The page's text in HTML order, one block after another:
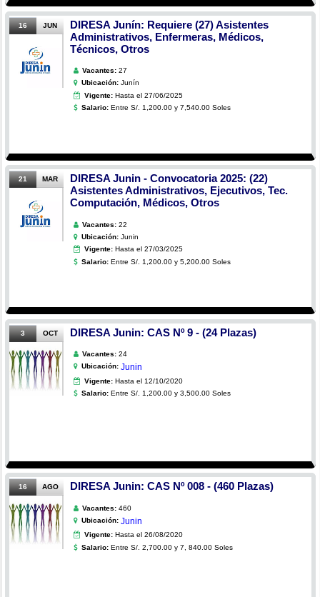
16 JUN
DIRESA Junín: Requiere (27) Asistentes
Administrativos, Enfermeras, Médicos,
Técnicos, Otros
Vacantes: 27
Ubicación: Junín
Vigente: Hasta el 27/06/2025
Salario: Entre S/. 1,200.00 y 7,540.00 Soles
21 MAR
DIRESA Junin - Convocatoria 2025: (22)
Asistentes Administrativos, Ejecutivos, Tec.
Computación, Médicos, Otros
Vacantes: 22
Ubicación: Junin
Vigente: Hasta el 27/03/2025
Salario: Entre S/. 1,200.00 y 5,200.00 Soles
3 OCT DIRESA Junin: CAS Nº 9 - (24 Plazas)
Vacantes: 24
Ubicación: Junin
Vigente: Hasta el 12/10/2020
Salario: Entre S/. 1,200.00 y 3,500.00 Soles
16 AGO DIRESA Junin: CAS Nº 008 - (460 Plazas)
Vacantes: 460
Ubicación: Junin
Vigente: Hasta el 26/08/2020
Salario: Entre S/. 2,700.00 y 7, 840.00 Soles